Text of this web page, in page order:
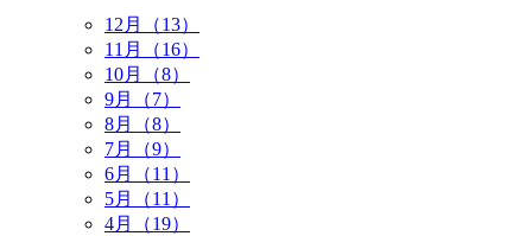
12月（13）
11月（16）
10月（8）
9月（7）
8月（8）
7月（9）
6月（11）
5月（11）
4月（19）